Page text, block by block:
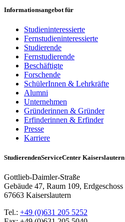
Informationsangebot für
Studieninteressierte
Fernstudieninteressierte
Studierende
Fernstudierende
Beschäftigte
Forschende
SchülerInnen & Lehrkräfte
Alumni
Unternehmen
Gründerinnen & Gründer
Erfinderinnen & Erfinder
Presse
Karriere
StudierendenServiceCenter Kaiserslautern
Gottlieb-Daimler-Straße
Gebäude 47, Raum 109, Erdgeschoss
67663 Kaiserslautern
Tel.: +49 (0)631 205 5252